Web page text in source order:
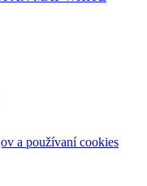
a používaní cookies